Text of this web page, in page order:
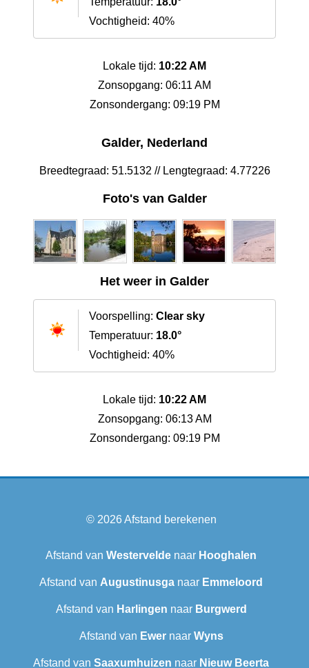
Vochtigheid: 40%
Lokale tijd: 10:22 AM
Zonsopgang: 06:11 AM
Zonsondergang: 09:19 PM
Galder, Nederland
Breedtegraad: 51.5132 // Lengtegraad: 4.77226
Foto's van Galder
Het weer in Galder
Voorspelling: Clear sky
Temperatuur: 18.0°
Vochtigheid: 40%
Lokale tijd: 10:22 AM
Zonsopgang: 06:13 AM
Zonsondergang: 09:19 PM
© 2026Afstand berekenen
Afstand van Westervelde naar Hooghalen
Afstand van Augustinusga naar Emmeloord
Afstand van Harlingen naar Burgwerd
Afstand van Ewernaar Wyns
Afstand van Saaxumhuizen naar Nieuw Beerta